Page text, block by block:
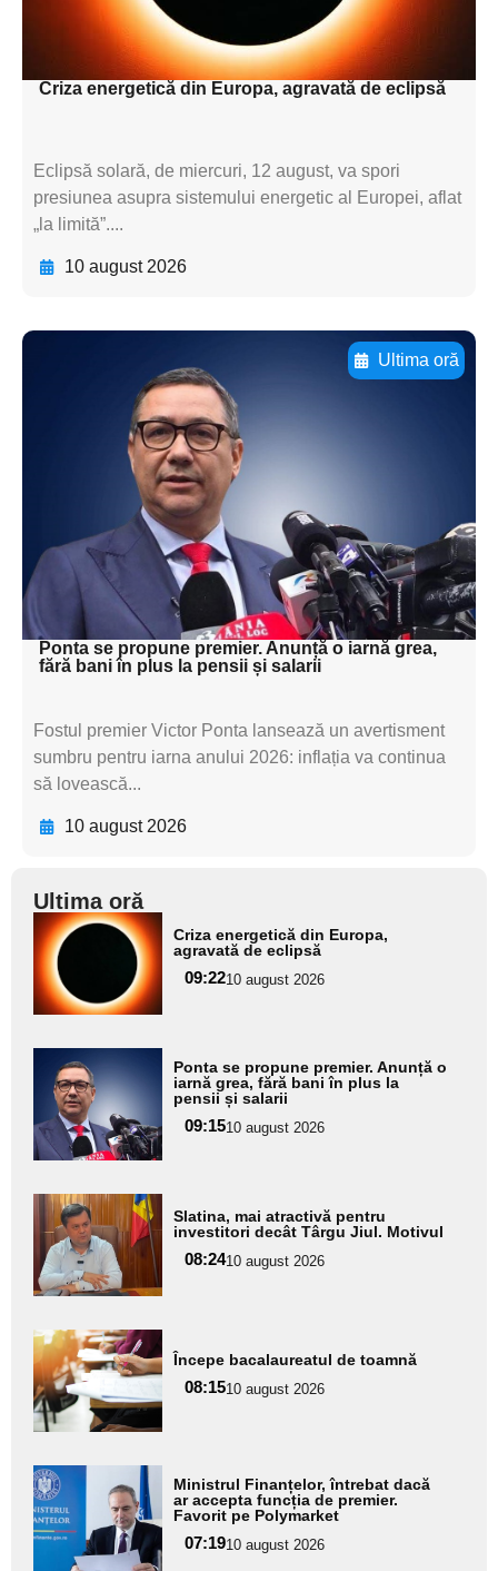
subtitluAdaugă aici
textul pentru subti
Criza energetică din Europa, agravată de eclipsă
Eclipsă solară, de miercuri, 12 august, va spori
presiunea asupra sistemului energetic al Europei, aflat
„la limită”....
10 august 2026
Ultima oră
Adaugă aici textul pentru
subtitluAdaugă aici
textul pentru
subtitluAdaugă aici
textul pentru
subtitluAdaugă aici
textul pentru subti
Ponta se propune premier. Anunță o iarnă grea,
fără bani în plus la pensii și salarii
Fostul premier Victor Ponta lansează un avertisment
sumbru pentru iarna anului 2026: inflația va continua
să lovească...
10 august 2026
Ultima oră
Adaugă
aici textul
pentru
subtitlu
Criza energetică din Europa,
agravată de eclipsă
09:2210 august 2026
Adaugă
aici textul
pentru
subtitlu
Ponta se propune premier. Anunță o
iarnă grea, fără bani în plus la
pensii și salarii
09:1510 august 2026
Adaugă
aici textul
pentru
subtitlu
Slatina, mai atractivă pentru
investitori decât Târgu Jiul. Motivul
08:2410 august 2026
Adaugă
aici textul
pentru
subtitlu
Începe bacalaureatul de toamnă
08:1510 august 2026
Adaugă
aici textul
pentru
subtitlu
Ministrul Finanțelor, întrebat dacă
ar accepta funcția de premier.
Favorit pe Polymarket
07:1910 august 2026